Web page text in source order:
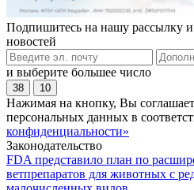
Подпишитесь на нашу рассылку и
новостей
и выберите большее число
38 10
Нажимая на кнопку, Вы
персональных данных в
конфиденциальности»
Законодательство
FDA представило план по
ветпрепаратов для животных с